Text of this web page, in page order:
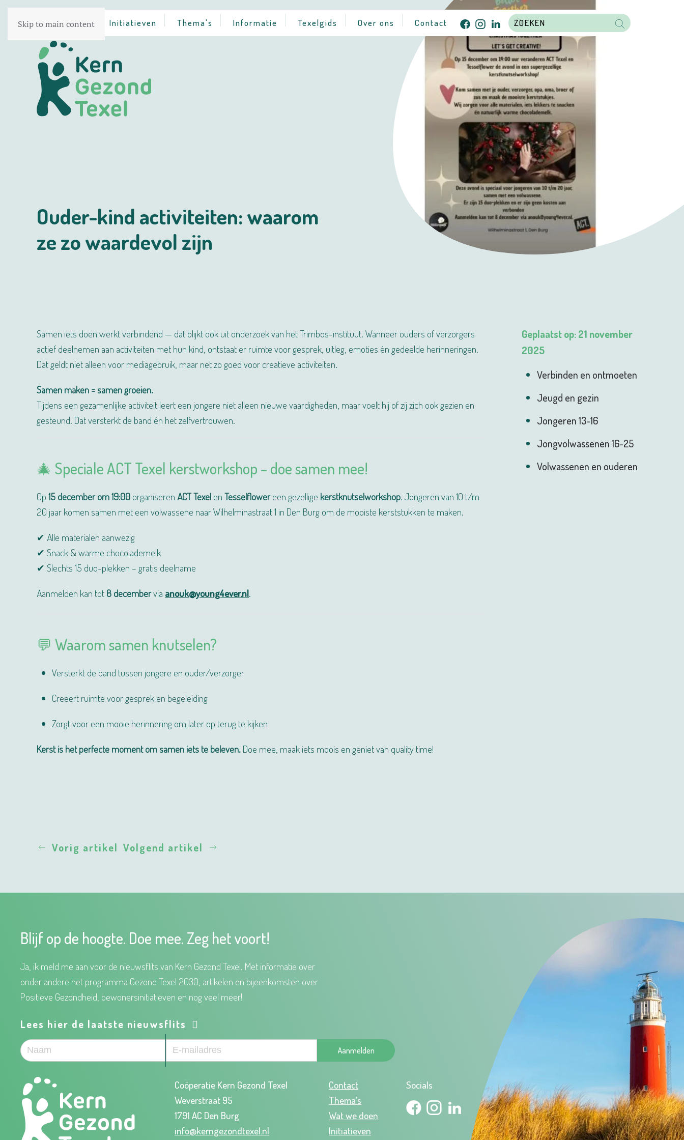
Skip to main content
Home Initiatieven Thema's Informatie Texelgids Over ons Contact
Ouder-kind activiteiten: waarom
ze zo waardevol zijn
Samen iets doen werkt verbindend — dat blijkt ook uit onderzoek van het Trimbos-instituut. Wanneer ouders of verzorgers
actief deelnemen aan activiteiten met hun kind, ontstaat er ruimte voor gesprek, uitleg, emoties én gedeelde herinneringen.
Dat geldt niet alleen voor mediagebruik, maar net zo goed voor creatieve activiteiten.
Samen maken = samen groeien.
Tijdens een gezamenlijke activiteit leert een jongere niet alleen nieuwe vaardigheden, maar voelt hij of zij zich ook gezien en
gesteund. Dat versterkt de band én het zelfvertrouwen.
🎄 Speciale ACT Texel kerstworkshop – doe samen mee!
Op 15 december om 19:00 organiseren ACT Texel en Tesselflowereen gezellige kerstknutselworkshop. Jongeren van 10 t/m
20 jaar komen samen met een volwassene naar Wilhelminastraat 1 in Den Burg om de mooiste kerststukken te maken.
✔ Alle materialen aanwezig
✔ Snack & warme chocolademelk
✔ Slechts 15 duo-plekken – gratis deelname
Aanmelden kan tot 8 decembervia anouk@young4ever.nl.
💬 Waarom samen knutselen?
Versterkt de band tussen jongere en ouder/verzorger
Creëert ruimte voor gesprek en begeleiding
Zorgt voor een mooie herinnering om later op terug te kijken
Kerst is het perfecte moment om samen iets te beleven. Doe mee, maak iets moois en geniet van quality time!
Vorig artikel Volgend artikel
Geplaatst op: 21 november
2025
Verbinden en ontmoeten
Jeugd en gezin
Jongeren 13-16
Jongvolwassenen 16-25
Volwassenen en ouderen
Blijf op de hoogte. Doe mee. Zeg het voort!
Ja, ik meld me aan voor de nieuwsflits van Kern Gezond Texel. Met informatie over
onder andere het programma Gezond Texel 2030, artikelen en bijeenkomsten over
Positieve Gezondheid, bewonersinitiatieven en nog veel meer!
Lees hier de laatste nieuwsflits
Aanmelden
Coöperatie Kern Gezond Texel
Weverstraat 95
1791 AC Den Burg
info@kerngezondtexel.nl
Contact
Thema’s
Wat we doen
Initiatieven
Socials